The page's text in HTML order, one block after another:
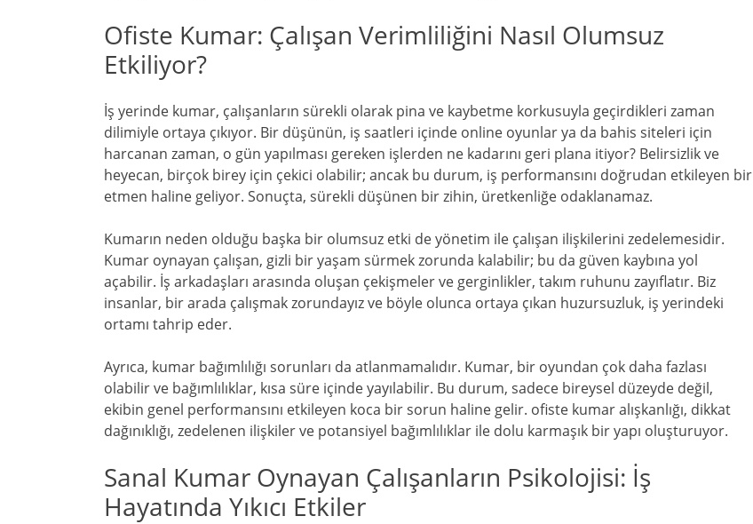
Ofiste Kumar: Çalışan Verimliliğini Nasıl Olumsuz
Etkiliyor?
İş yerinde kumar, çalışanların sürekli olarak pina ve kaybetme korkusuyla geçirdikleri zaman
dilimiyle ortaya çıkıyor. Bir düşünün, iş saatleri içinde online oyunlar ya da bahis siteleri için
harcanan zaman, o gün yapılması gereken işlerden ne kadarını geri plana itiyor? Belirsizlik ve
heyecan, birçok birey için çekici olabilir; ancak bu durum, iş performansını doğrudan etkileyen bir
etmen haline geliyor. Sonuçta, sürekli düşünen bir zihin, üretkenliğe odaklanamaz.
Kumarın neden olduğu başka bir olumsuz etki de yönetim ile çalışan ilişkilerini zedelemesidir.
Kumar oynayan çalışan, gizli bir yaşam sürmek zorunda kalabilir; bu da güven kaybına yol
açabilir. İş arkadaşları arasında oluşan çekişmeler ve gerginlikler, takım ruhunu zayıflatır. Biz
insanlar, bir arada çalışmak zorundayız ve böyle olunca ortaya çıkan huzursuzluk, iş yerindeki
ortamı tahrip eder.
Ayrıca, kumar bağımlılığı sorunları da atlanmamalıdır. Kumar, bir oyundan çok daha fazlası
olabilir ve bağımlılıklar, kısa süre içinde yayılabilir. Bu durum, sadece bireysel düzeyde değil,
ekibin genel performansını etkileyen koca bir sorun haline gelir. ofiste kumar alışkanlığı, dikkat
dağınıklığı, zedelenen ilişkiler ve potansiyel bağımlılıklar ile dolu karmaşık bir yapı oluşturuyor.
Sanal Kumar Oynayan Çalışanların Psikolojisi: İş
Hayatında Yıkıcı Etkiler